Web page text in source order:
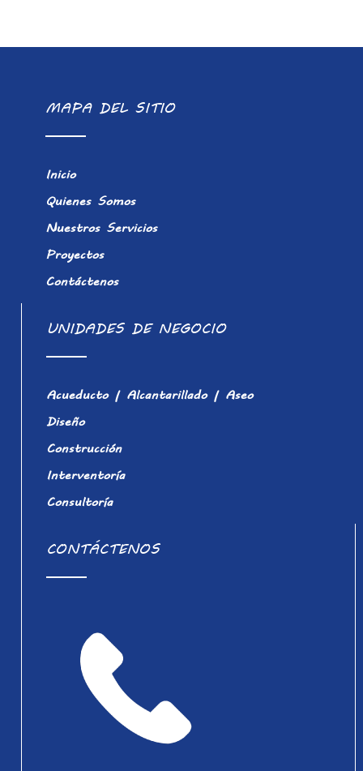
MAPA DEL SITIO
Inicio
Quienes Somos
Nuestros Servicios
Proyectos
Contáctenos
UNIDADES DE NEGOCIO
Acueducto | Alcantarillado | Aseo
Diseño
Construcción
Interventoría
Consultoría
CONTÁCTENOS